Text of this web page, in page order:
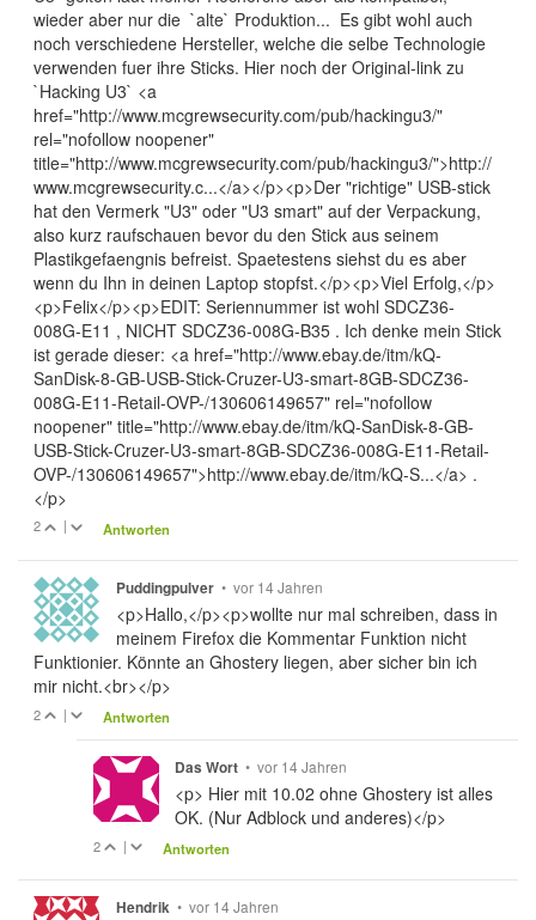
wieder aber nur die `alte` Produktion... Es gibt wohl auch
noch verschiedene Hersteller, welche die selbe Technologie
verwenden fuer ihre Sticks. Hier noch der Original-link zu
`Hacking U3` <a
href="http://www.mcgrewsecurity.com/pub/hackingu3/"
rel="nofollow noopener"
title="http://www.mcgrewsecurity.com/pub/hackingu3/">http://
www.mcgrewsecurity.c...</a></p><p>Der "richtige" USB-stick
hat den Vermerk "U3" oder "U3 smart" auf der Verpackung,
also kurz raufschauen bevor du den Stick aus seinem
Plastikgefaengnis befreist. Spaetestens siehst du es aber
wenn du Ihn in deinen Laptop stopfst.</p><p>Viel Erfolg,</p>
<p>Felix</p><p>EDIT: Seriennummer ist wohl SDCZ36-
008G-E11 , NICHT SDCZ36-008G-B35 . Ich denke mein Stick
ist gerade dieser: <a href="http://www.ebay.de/itm/kQ-
SanDisk-8-GB-USB-Stick-Cruzer-U3-smart-8GB-SDCZ36-
008G-E11-Retail-OVP-/130606149657" rel="nofollow
noopener" title="http://www.ebay.de/itm/kQ-SanDisk-8-GB-
USB-Stick-Cruzer-U3-smart-8GB-SDCZ36-008G-E11-Retail-
OVP-/130606149657">http://www.ebay.de/itm/kQ-S...</a> .
</p>
2 | Antworten
Puddingpulver • vor 14 Jahren
<p>Hallo,</p><p>wollte nur mal schreiben, dass in
meinem Firefox die Kommentar Funktion nicht
Funktionier. Könnte an Ghostery liegen, aber sicher bin ich
mir nicht.<br></p>
2 | Antworten
Das Wort • vor 14 Jahren
<p> Hier mit 10.02 ohne Ghostery ist alles
OK. (Nur Adblock und anderes)</p>
2 | Antworten
Hendrik • vor 14 Jahren